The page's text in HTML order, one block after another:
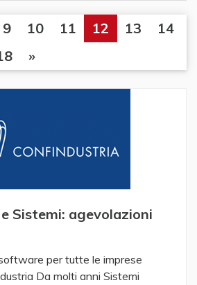
9 10 11 12 13
14
»
Sistemi: agevolazioni
per tutte le imprese
Da molti anni Sistemi